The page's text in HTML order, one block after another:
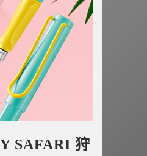
SAFARI 狩